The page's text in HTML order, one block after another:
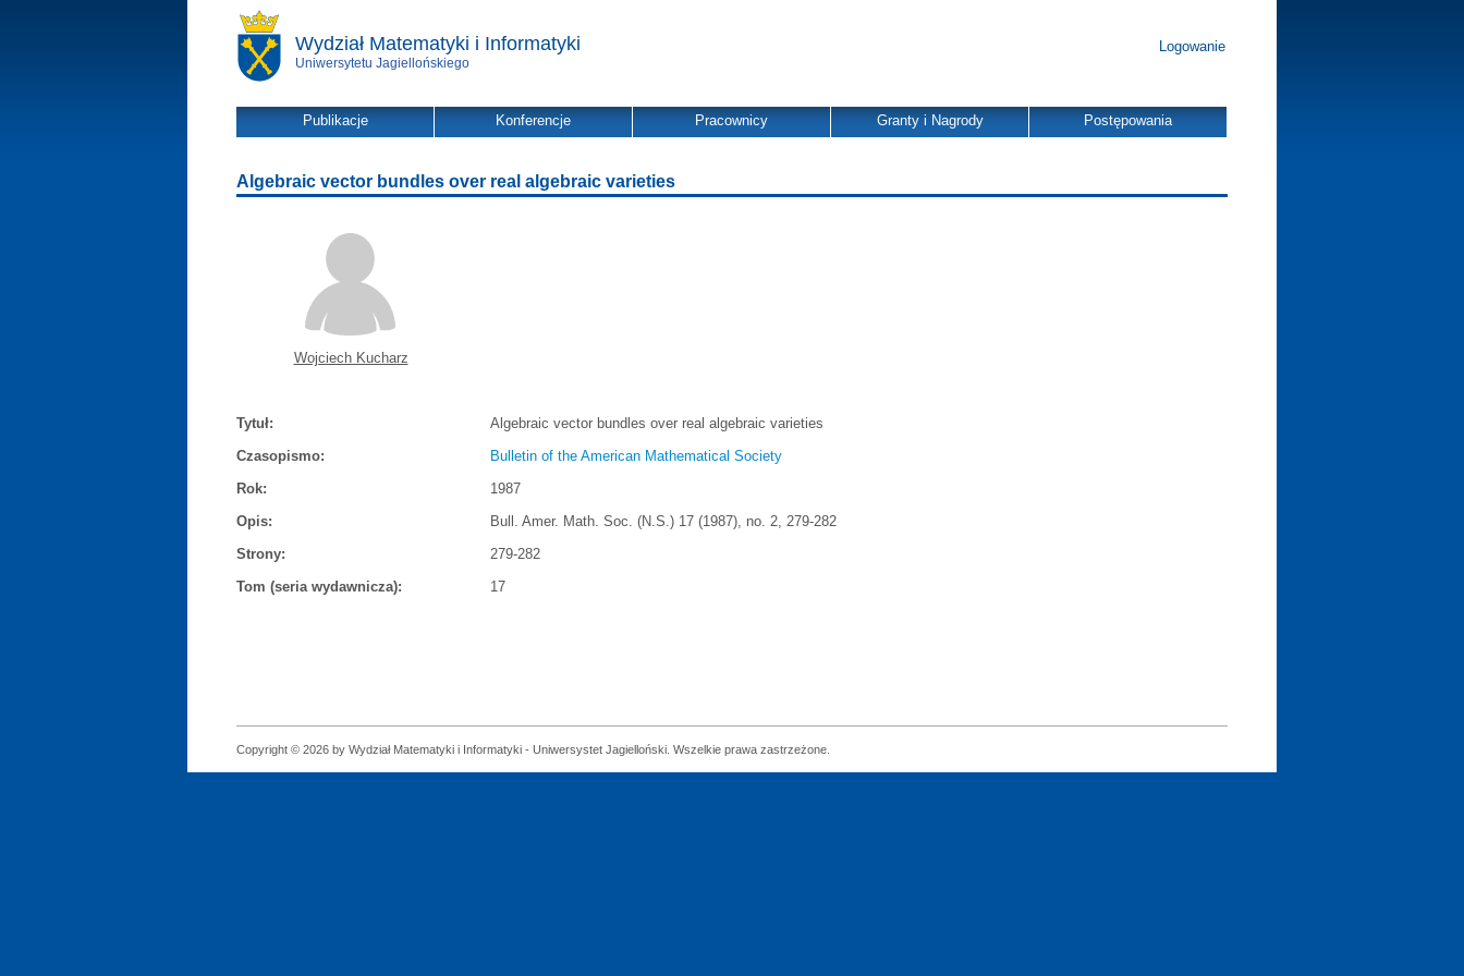
Wydział Matematyki i Informatyki
Uniwersytetu Jagiellońskiego
Logowanie
Publikacje Konferencje Pracownicy Granty i Nagrody Postępowania
Algebraic vector bundles over real algebraic varieties
Wojciech Kucharz
Tytuł:
Algebraic vector bundles over real algebraic varieties
Czasopismo:
Bulletin of the American Mathematical Society
Rok:
1987
Opis:
Bull. Amer. Math. Soc. (N.S.) 17 (1987), no. 2, 279-282
Strony:
279-282
Tom (seria wydawnicza):
17
Copyright © 2026 by Wydział Matematyki i Informatyki - Uniwersystet Jagielloński. Wszelkie prawa zastrzeżone.